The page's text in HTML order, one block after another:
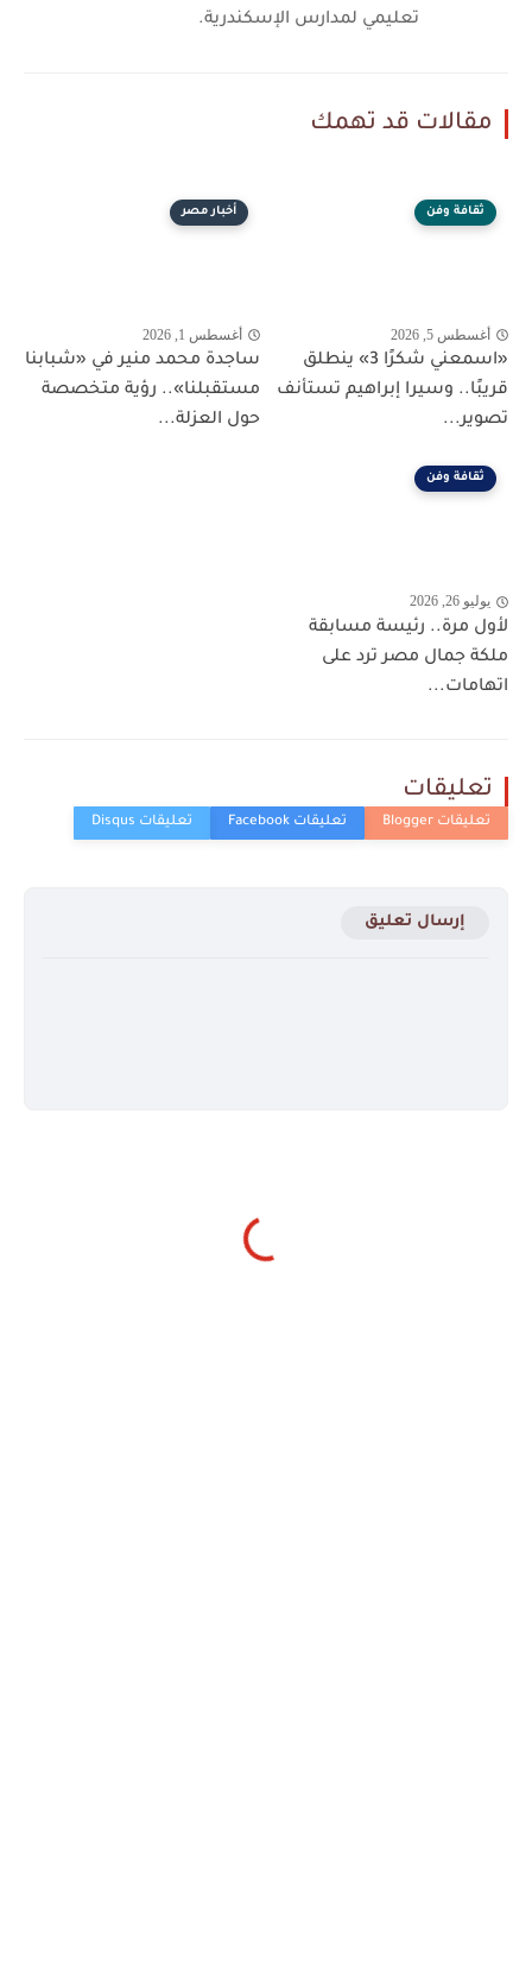
تعليمي لمدارس الإسكندرية.
مقالات قد تهمك
ثقافة وفن
أغسطس 5, 2026
«اسمعني شكرًا 3» ينطلق
قريبًا.. وسيرا إبراهيم تستأنف
تصوير...
أخبار مصر
أغسطس 1, 2026
ساجدة محمد منير في «شبابنا
مستقبلنا».. رؤية متخصصة
حول العزلة...
ثقافة وفن
يوليو 26, 2026
لأول مرة.. رئيسة مسابقة
ملكة جمال مصر ترد على
اتهامات...
تعليقات
إرسال تعليق